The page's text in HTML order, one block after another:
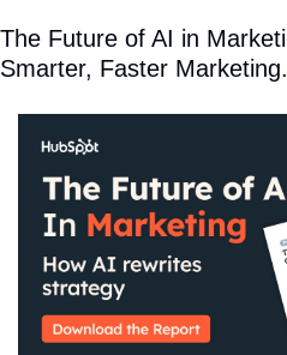
The Future of AI in
Smarter, Faster Marketing.